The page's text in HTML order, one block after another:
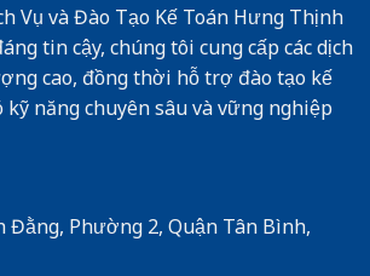
Vụ và Đào Tạo Kế Toán Hưng Thịnh
tin cậy, chúng tôi cung cấp các dịch
cao, đồng thời hỗ trợ đào tạo kế
năng chuyên sâu và vững nghiệp
Đằng, Phường 2, Quận Tân Bình,